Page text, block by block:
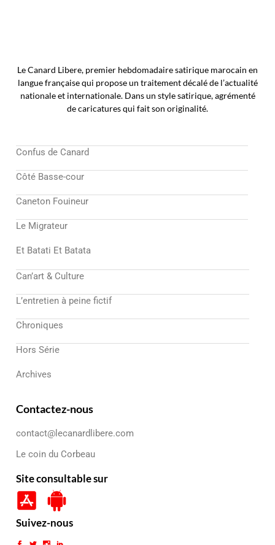
Le Canard Libere, premier hebdomadaire satirique marocain en
langue française qui propose un traitement décalé de l’actualité
nationale et internationale. Dans un style satirique, agrémenté
de caricatures qui fait son originalité.
Confus de Canard
Côté Basse-cour
Caneton Fouineur
Le Migrateur
Et Batati Et Batata
Can’art & Culture
L’entretien à peine fictif
Chroniques
Hors Série
Archives
Contactez-nous
contact@lecanardlibere.com
Le coin du Corbeau
Site consultable sur
Suivez-nous